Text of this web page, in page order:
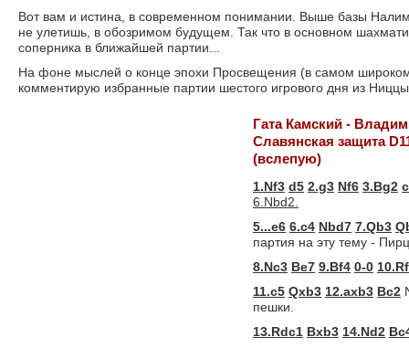
Вот вам и истина, в современном понимании. Выше базы
не улетишь, в обозримом будущем. Так что в основном
соперника в ближайшей партии...
На фоне мыслей о конце эпохи Просвещения (в самом
комментирую избранные партии шестого игрового дня из
Гата Камский -
Славянская защита
(вслепую)
1.Nf3 d5 2.g3 Nf6 3.Bg2
6.Nbd2.
5...e6 6.c4 Nbd7 7.Qb3
партия на эту тему -
8.Nc3 Be7 9.Bf4 0-0
11.c5 Qxb3 12.axb3 Bc2
пешки.
13.Rdc1 Bxb3 14.Nd2